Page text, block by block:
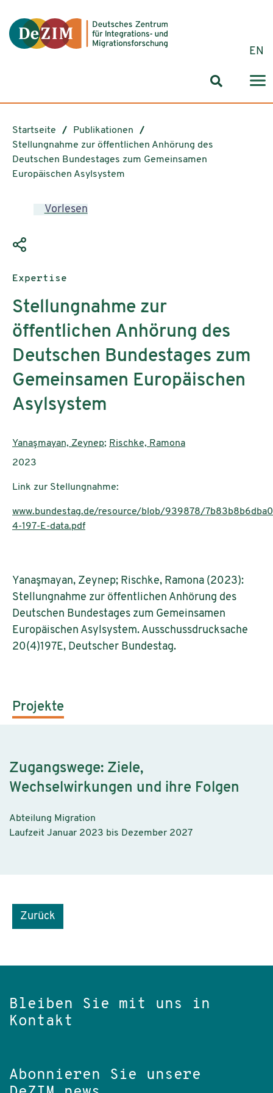
EN
Startseite
Publikationen
Stellungnahme zur öffentlichen Anhörung des
Deutschen Bundestages zum Gemeinsamen
Europäischen Asylsystem
Vorlesen
Publikationstyp:
Expertise
Stellungnahme zur
öffentlichen Anhörung des
Deutschen Bundestages zum
Gemeinsamen Europäischen
Asylsystem
AutorInnen:
Yanaşmayan, Zeynep; Rischke, Ramona
Publikationsjahr:
2023
Link zur Stellungnahme:
www.bundestag.de/resource/blob/939878/
4-197-E-data.pdf
Yanaşmayan, Zeynep; Rischke, Ramona (2023):
Stellungnahme zur öffentlichen Anhörung des
Deutschen Bundestages zum Gemeinsamen
Europäischen Asylsystem. Ausschussdrucksache
20(4)197E, Deutscher Bundestag.
Projekte
Zugangswege: Ziele,
Wechselwirkungen und ihre Folgen
Abteilung Migration
Laufzeit Januar 2023 bis Dezember 2027
Zurück
Bleiben Sie mit uns in
Kontakt
Abonnieren Sie unsere